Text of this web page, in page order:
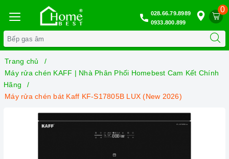
0
028.66.79.8989
0933.800.899
Trang chủ
Máy rửa chén KAFF | Nhà Phân Phối Homebest Cam Kết Chính
Hãng
Máy rửa chén bát Kaff KF-S17805B LUX (New 2026)